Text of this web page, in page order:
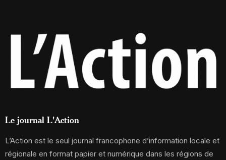
Le journal L'Action
L’Action est le seul journal francophone d’information locale et
régionale en format papier et numérique dans les régions de